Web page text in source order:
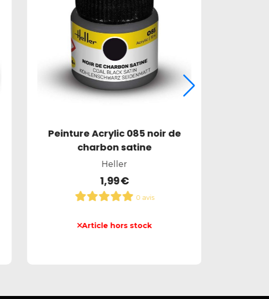
Peinture Acrylic 069 jaune
brillant
Heller
1,99€
0 avis
Ajouter au panier